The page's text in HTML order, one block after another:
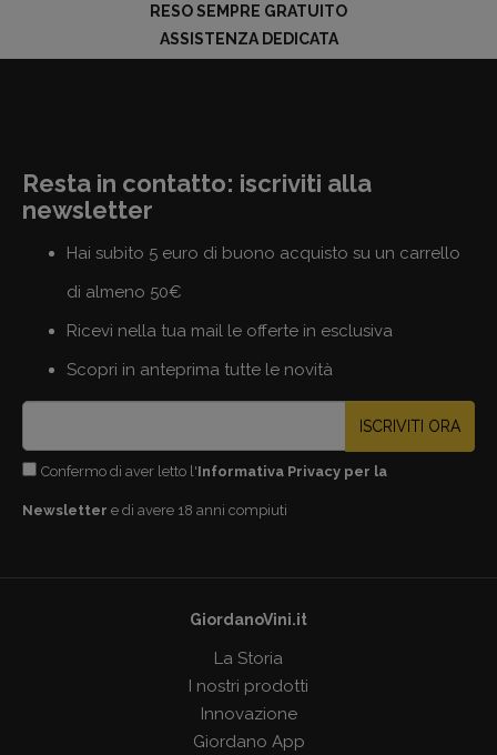
RESO SEMPRE GRATUITO
ASSISTENZA DEDICATA
Resta in contatto: iscriviti alla
newsletter
Hai subito 5 euro di buono acquisto su un carrello
di almeno 50€
Ricevi nella tua mail le offerte in esclusiva
Scopri in anteprima tutte le novità
ISCRIVITI ORA
Confermo di aver letto l'Informativa Privacy per la
Newsletter e di avere 18 anni compiuti
GiordanoVini.it
La Storia
I nostri prodotti
Innovazione
Giordano App